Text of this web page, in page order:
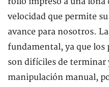
velocidad que permite
avance para nosotros.
fundamental, ya que
son difíciles de terminar
manipulación manual,